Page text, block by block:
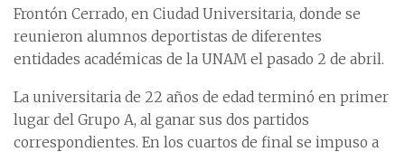
Frontón Cerrado, en Ciudad Universitaria, donde se
reunieron alumnos deportistas de diferentes
entidades académicas de la UNAM el pasado 2 de abril.
La universitaria de 22 años de edad terminó en primer
lugar del Grupo A, al ganar sus dos partidos
correspondientes. En los cuartos de final se impuso a